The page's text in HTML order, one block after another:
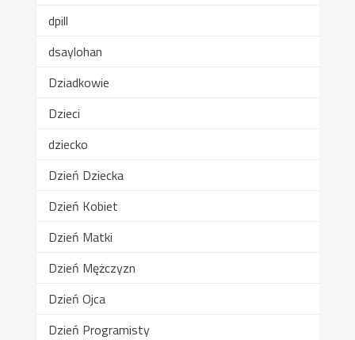
dpill
dsaylohan
Dziadkowie
Dzieci
dziecko
Dzień Dziecka
Dzień Kobiet
Dzień Matki
Dzień Mężczyzn
Dzień Ojca
Dzień Programisty